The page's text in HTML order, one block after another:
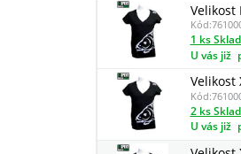
Velikost L
Kód:
1 ks
U vás již
Velikost
Kód:
2 ks
U vás již